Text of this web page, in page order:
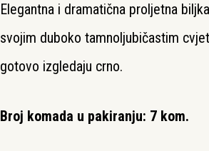
Elegantna i dramatična proljetna
svojim duboko tamnoljubičastim
gotovo izgledaju crno.
Broj komada u pakiranju: 7 kom.